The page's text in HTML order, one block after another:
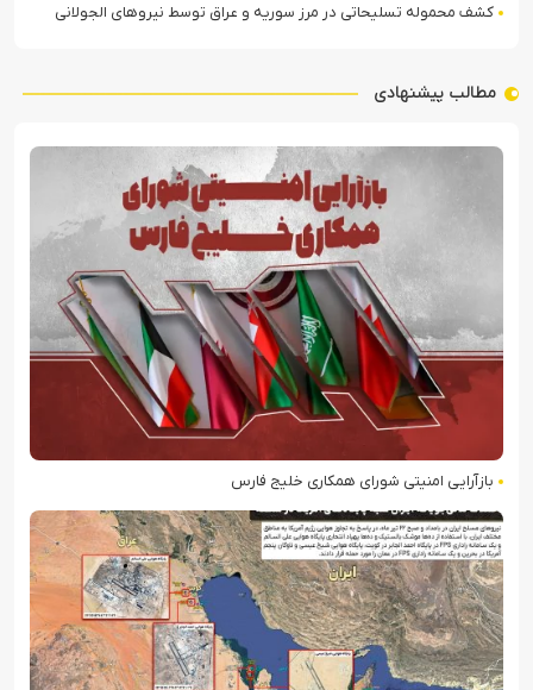
کشف محموله تسلیحاتی در مرز سوریه و عراق توسط نیروهای الجولانی
مطالب پیشنهادی
بازآرایی امنیتی شورای همکاری خلیج فارس